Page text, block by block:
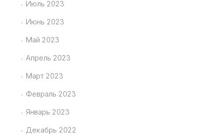
Июль 2023
Июнь 2023
Май 2023
Апрель 2023
Март 2023
Февраль 2023
Январь 2023
Декабрь 2022